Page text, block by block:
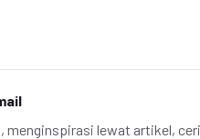
menginspirasi lewat artikel,